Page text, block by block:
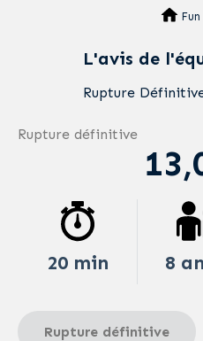
L'avis de
Rupture
Rupture définitive
20 min 8
Rupture définitive